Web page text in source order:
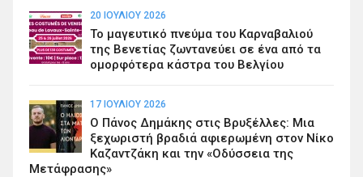
20 ΙΟΥΛΊΟΥ 2026
Το μαγευτικό πνεύμα του Καρναβαλιού
της Βενετίας ζωντανεύει σε ένα από τα
ομορφότερα κάστρα του Βελγίου
17 ΙΟΥΛΊΟΥ 2026
Ο Πάνος Δημάκης στις Βρυξέλλες: Μια
ξεχωριστή βραδιά αφιερωμένη στον Νίκο
Καζαντζάκη και την «Οδύσσεια της
Μετάφρασης»